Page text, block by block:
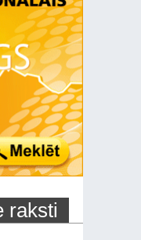
raksti